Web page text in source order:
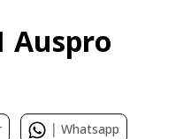
Auspro
| Whatsapp